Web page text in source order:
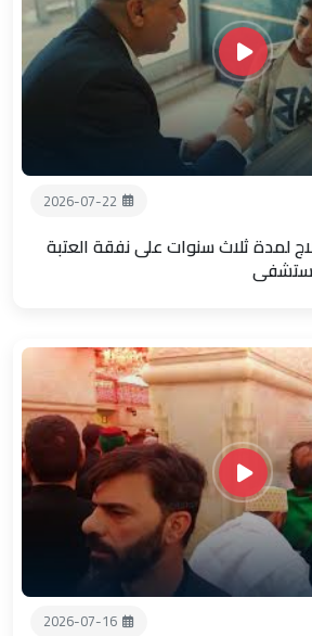
2026-07-22
لمدة ثلاث سنوات على نفقة العتبة
2026-07-16